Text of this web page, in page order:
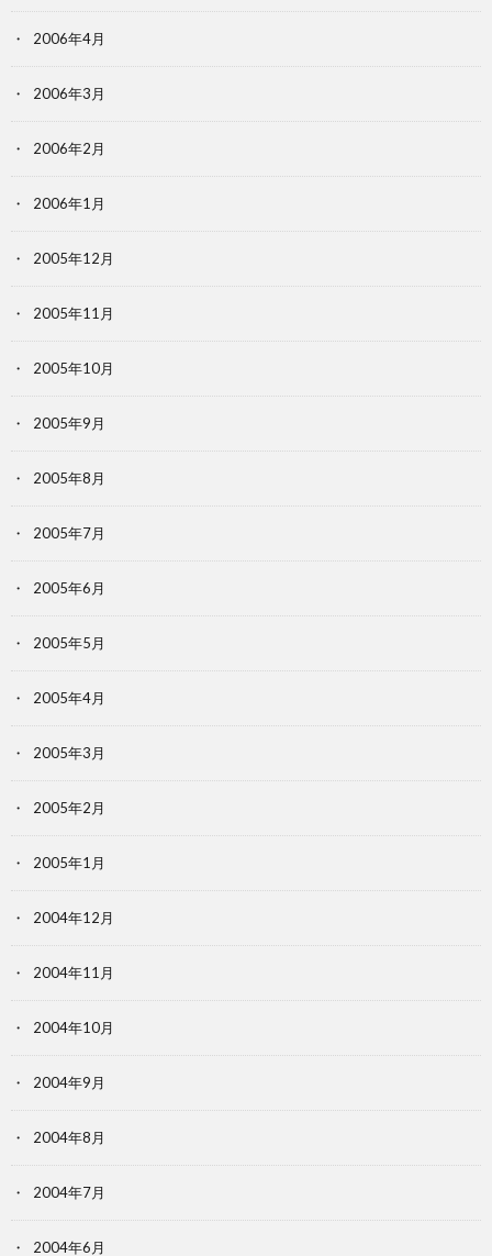
2006年4月
2006年3月
2006年2月
2006年1月
2005年12月
2005年11月
2005年10月
2005年9月
2005年8月
2005年7月
2005年6月
2005年5月
2005年4月
2005年3月
2005年2月
2005年1月
2004年12月
2004年11月
2004年10月
2004年9月
2004年8月
2004年7月
2004年6月